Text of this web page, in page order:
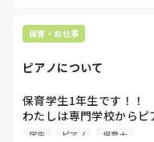
保育・お仕事
ピアノについて
保育学生1年生です！！
わたしは専門学校から
ピアノはとりあえず弾
学生 ピアノ 保育士